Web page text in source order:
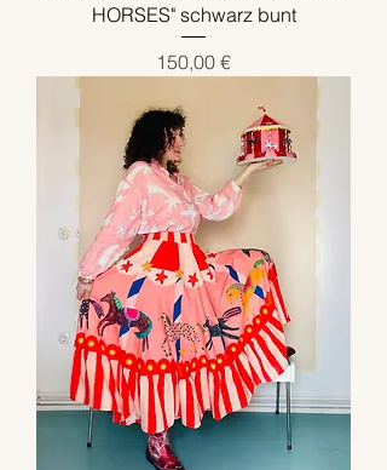
HORSES" schwarz bunt
Preis
150,00 €